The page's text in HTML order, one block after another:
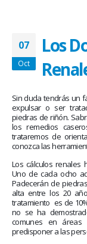
07
Oct
Los
Sin duda tendrás un
expulsar o ser
piedras de riñón.
los remedios
trataremos de
conozca las
Los cálculos renales
Uno de cada ocho
Padecerán de
alta entre los 20
tratamiento es de
no se ha
comunes en áreas
predisponer a las
March 19, 2026
Equilibrando tu
February 19, 2026
Secuelas del
January 20, 2026